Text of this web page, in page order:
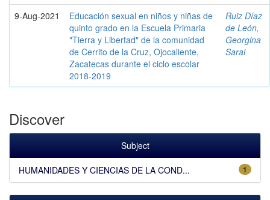
9-Aug-2021
Educación sexual en niños y niñas de
quinto grado en la Escuela Primaria
"Tierra y Libertad" de la comunidad
de Cerrito de la Cruz, Ojocaliente,
Zacatecas durante el ciclo escolar
2018-2019
Ruiz Díaz
de León,
Georgina
Sarai
Discover
Subject
1
HUMANIDADES Y CIENCIAS DE LA COND...